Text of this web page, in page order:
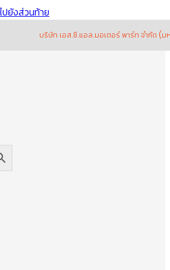
ปยังส่วนท้าย
บริษัท เอส.ซี.แอล.มอเตอร์ พาร์ท จำกัด (มหาชน)